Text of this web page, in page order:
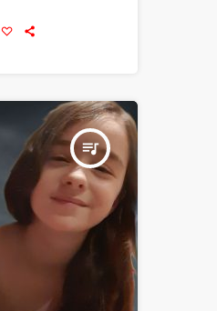
queue_music